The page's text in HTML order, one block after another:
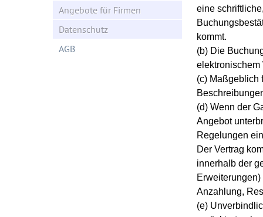
Angebote für Firmen
Datenschutz
AGB
eine
kommt.
(b) Die
elektronischem
(c) Maßgeblich
(d) Wenn der
Angebot
Regelungen
Der Vertrag
innerhalb der
Anzahlung,
(e)